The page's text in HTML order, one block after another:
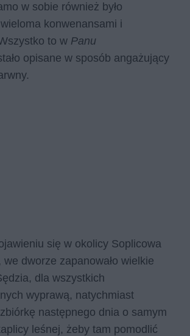
w sobie również było
konwenansami i
to w Panu
opisane w sposób angażujący
się w okolicy Soplicowa
dworze zapanowało wielkie
dla wszystkich
wyprawą, natychmiast
następnego dnia o samym
leśnej, żeby tam pomodlić